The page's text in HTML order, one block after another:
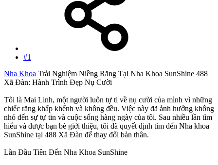
#1
Nha Khoa Trải Nghiệm Niềng Răng Tại Nha Khoa SunShine 488
Xã Đàn: Hành Trình Đẹp Nụ Cười
Tôi là Mai Linh, một người luôn tự ti về nụ cười của mình vì những
chiếc răng khấp khểnh và không đều. Việc này đã ảnh hưởng không
nhỏ đến sự tự tin và cuộc sống hàng ngày của tôi. Sau nhiều lần tìm
hiểu và được bạn bè giới thiệu, tôi đã quyết định tìm đến Nha khoa
SunShine tại 488 Xã Đàn để thay đổi bản thân.
Lần Đầu Tiên Đến Nha Khoa SunShine